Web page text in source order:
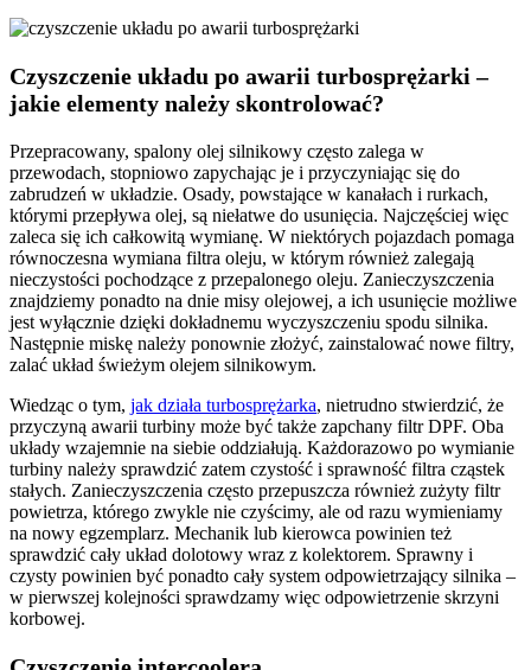
Czyszczenie układu po awarii turbosprężarki –
jakie elementy należy skontrolować?
Przepracowany, spalony olej silnikowy często zalega w
przewodach, stopniowo zapychając je i przyczyniając się do
zabrudzeń w układzie. Osady, powstające w kanałach i rurkach,
którymi przepływa olej, są niełatwe do usunięcia. Najczęściej więc
zaleca się ich całkowitą wymianę. W niektórych pojazdach pomaga
równoczesna wymiana filtra oleju, w którym również zalegają
nieczystości pochodzące z przepalonego oleju. Zanieczyszczenia
znajdziemy ponadto na dnie misy olejowej, a ich usunięcie możliwe
jest wyłącznie dzięki dokładnemu wyczyszczeniu spodu silnika.
Następnie miskę należy ponownie złożyć, zainstalować nowe filtry,
zalać układ świeżym olejem silnikowym.
Wiedząc o tym, jak działa turbosprężarka, nietrudno stwierdzić, że
przyczyną awarii turbiny może być także zapchany filtr DPF. Oba
układy wzajemnie na siebie oddziałują. Każdorazowo po wymianie
turbiny należy sprawdzić zatem czystość i sprawność filtra cząstek
stałych. Zanieczyszczenia często przepuszcza również zużyty filtr
powietrza, którego zwykle nie czyścimy, ale od razu wymieniamy
na nowy egzemplarz. Mechanik lub kierowca powinien też
sprawdzić cały układ dolotowy wraz z kolektorem. Sprawny i
czysty powinien być ponadto cały system odpowietrzający silnika –
w pierwszej kolejności sprawdzamy więc odpowietrzenie skrzyni
korbowej.